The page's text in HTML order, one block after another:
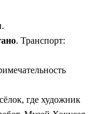
. Транспорт:
где художник